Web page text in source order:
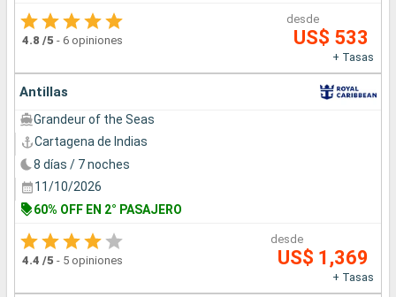
4.8 /5 - 6 opiniones
desde
US$ 533
+ Tasas
Antillas
Grandeur of the Seas
Cartagena de Indias
8 días / 7 noches
11/10/2026
60% OFF EN 2° PASAJERO
4.4 /5 - 5 opiniones
desde
US$ 1,369
+ Tasas